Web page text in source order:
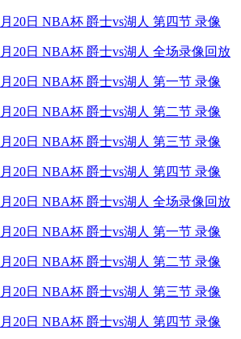
20日 NBA杯 爵士vs湖人 第四节 录像
20日 NBA杯 爵士vs湖人 全场录像回放
20日 NBA杯 爵士vs湖人 第一节 录像
20日 NBA杯 爵士vs湖人 第二节 录像
20日 NBA杯 爵士vs湖人 第三节 录像
20日 NBA杯 爵士vs湖人 第四节 录像
20日 NBA杯 爵士vs湖人 全场录像回放
20日 NBA杯 爵士vs湖人 第一节 录像
20日 NBA杯 爵士vs湖人 第二节 录像
20日 NBA杯 爵士vs湖人 第三节 录像
20日 NBA杯 爵士vs湖人 第四节 录像